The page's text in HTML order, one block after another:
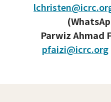
Parwiz Ahmad
pfaizi@icrc.org